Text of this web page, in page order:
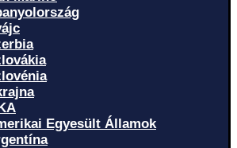
Egyesült Államok